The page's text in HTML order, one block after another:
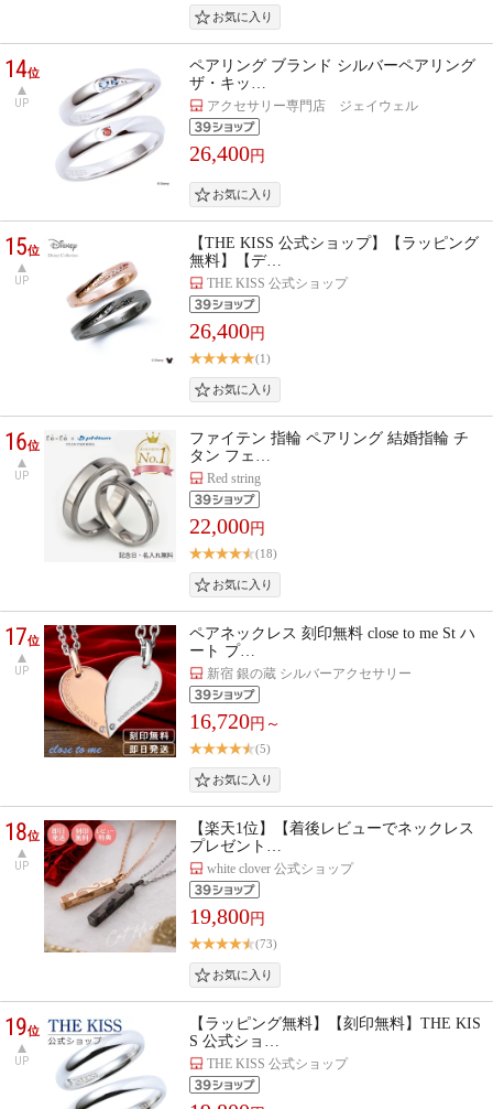
14位
UP
ペアリング ブランド シルバーペアリング
ザ・キッ…
アクセサリー専門店 ジェイウェル
26,400円
15位
UP
【THE KISS 公式ショップ】【ラッピング
無料】【デ…
THE KISS 公式ショップ
26,400円
(1)
16位
UP
ファイテン 指輪 ペアリング 結婚指輪 チ
タン フェ…
Red string
22,000円
(18)
17位
UP
ペアネックレス 刻印無料 close to me St ハ
ート プ…
新宿 銀の蔵 シルバーアクセサリー
16,720円～
(5)
18位
UP
【楽天1位】【着後レビューでネックレス
プレゼント…
white clover 公式ショップ
19,800円
(73)
19位
UP
【ラッピング無料】【刻印無料】THE KIS
S 公式ショ…
THE KISS 公式ショップ